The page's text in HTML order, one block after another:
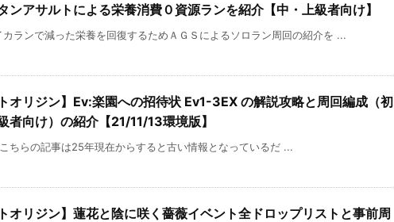
ンアサルトによる栄養消費０資源ランを紹介【中・上級者向け】
カランで減った栄養を回復するためＡＧＳによるソロラン周回の紹介を ...
オリジン】Ev:楽園への招待状 Ev1-3EX の解説攻略と周回編成（初
者向け）の紹介【21/11/13環境版】
ちらの記事は25年現在からすると古い情報となっているだ ...
オリジン】蓮花と陰に咲く薔薇イベント全ドロップリストと事前周